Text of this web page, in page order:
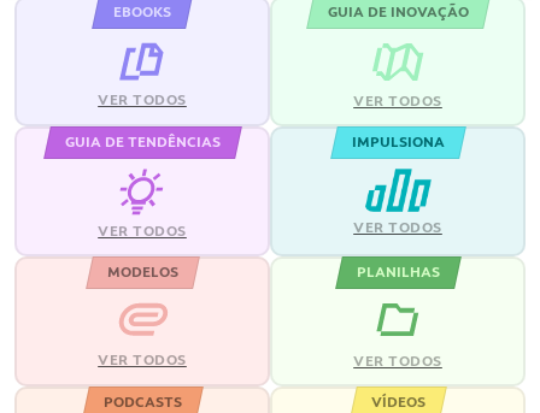
EBOOKS
VER TODOS
GUIA DE INOVAÇÃO
VER TODOS
GUIA DE TENDÊNCIAS
VER TODOS
IMPULSIONA
VER TODOS
MODELOS
VER TODOS
PLANILHAS
VER TODOS
PODCASTS VÍDEOS